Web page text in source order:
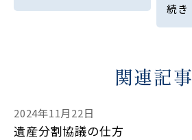
続き
関連記事
2024年11月22日
遺産分割協議の仕方